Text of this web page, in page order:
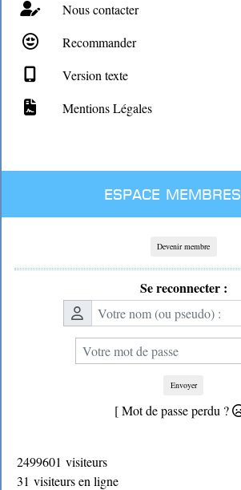
Nous contacter
Recommander
Version texte
Mentions Légales
Espace membres
Devenir membre
Se reconnecter :
Envoyer
[ Mot de passe perdu ?
2499601 visiteurs
31 visiteurs en ligne